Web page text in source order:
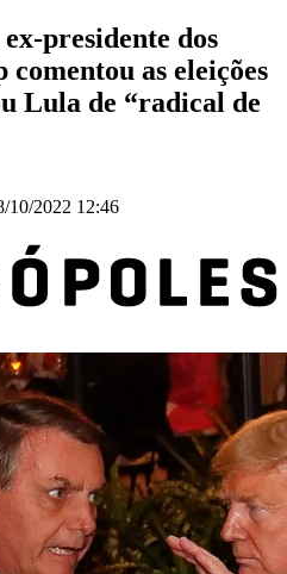
presidente dos
as eleições
Lula de “radical de
10/2022 12:46